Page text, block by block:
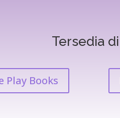
Tersedia di
Play Books